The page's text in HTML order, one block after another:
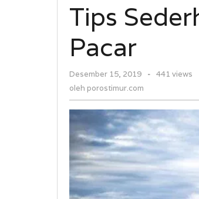
Agar
Pria
Tips
Pacar
Desember 15, 2019
oleh
- 441 views
oleh porostimur.com